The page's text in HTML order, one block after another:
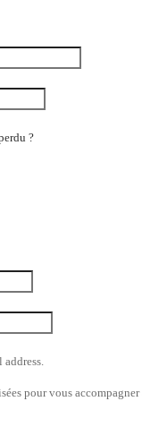
?
pour vous